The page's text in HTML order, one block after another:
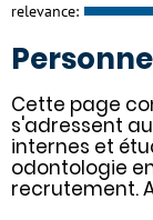
relevance:
Cette page
s'adressent
internes et
odontologie
recrutement.